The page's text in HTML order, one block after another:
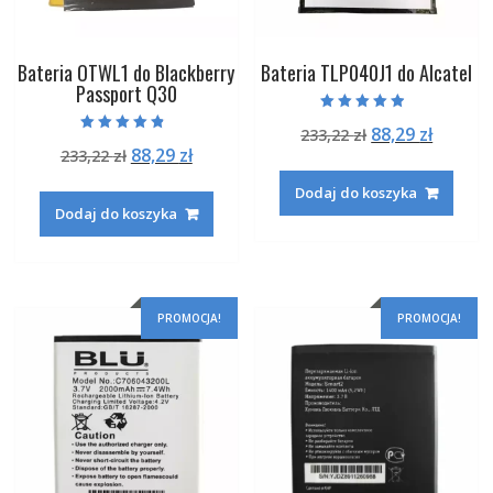
Bateria OTWL1 do Blackberry
Passport Q30
4.50
na 5
233,22zł Pierwotna
wynosiła:
233,22 zł.
88,29 złAktualna
88,29 zł.
Dodaj do koszyka
Bateria TLP040J1 do Alcatel
4.50
na 5
233,22zł Pierwotna
wynosiła:
233,22 zł.
88,29 zł
88,29
Dodaj do koszyka
PROMOCJA! PROMOCJA!